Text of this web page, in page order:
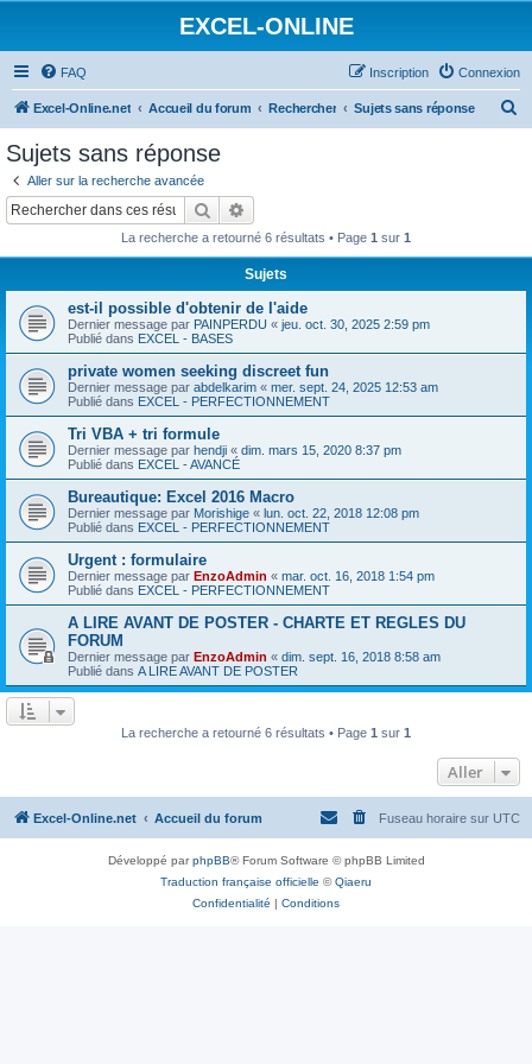
EXCEL-ONLINE
FAQ Connexion
Inscription
Excel-Online.net Accueil du forum Rechercher Sujets sans réponse
Sujets sans réponse
Aller sur la recherche avancée
Rechercher
La recherche a retourné 6 résultats • Page 1 sur 1
Sujets
est-il possible d'obtenir de l'aide
Dernier message par PAINPERDU « jeu. oct. 30, 2025 2:59 pm
Publié dans EXCEL - BASES
private women seeking discreet fun
Dernier message par abdelkarim « mer. sept. 24, 2025 12:53 am
Publié dans EXCEL - PERFECTIONNEMENT
Tri VBA + tri formule
Dernier message par hendji « dim. mars 15, 2020 8:37 pm
Publié dans EXCEL - AVANCÉ
Bureautique: Excel 2016 Macro
Dernier message par Morishige « lun. oct. 22, 2018 12:08 pm
Publié dans EXCEL - PERFECTIONNEMENT
Urgent : formulaire
Dernier message par EnzoAdmin « mar. oct. 16, 2018 1:54 pm
Publié dans EXCEL - PERFECTIONNEMENT
A LIRE AVANT DE POSTER - CHARTE ET REGLES DU
FORUM
Dernier message par EnzoAdmin « dim. sept. 16, 2018 8:58 am
Publié dans A LIRE AVANT DE POSTER
La recherche a retourné 6 résultats • Page 1 sur 1
Aller
Excel-Online.net Accueil du forum Fuseau horaire sur UTC
Développé parphpBB® Forum Software © phpBB Limited
Traduction française officielle ©Qiaeru
Confidentialité | Conditions